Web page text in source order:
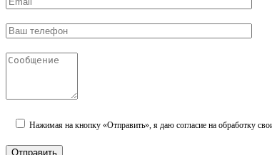
Нажимая на кнопку «Отправить», я даю согласие на обработку